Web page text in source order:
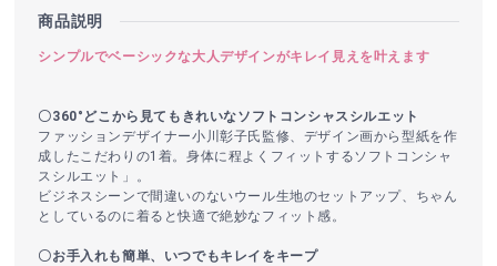
商品説明
シンプルでベーシックな大人デザインがキレイ見えを叶えます
〇360°どこから見てもきれいなソフトコンシャスシルエット
ファッションデザイナー小川彰子氏監修、デザイン画から型紙を作
成したこだわりの1着。身体に程よくフィットするソフトコンシャ
スシルエット」。
ビジネスシーンで間違いのないウール生地のセットアップ、ちゃん
としているのに着ると快適で絶妙なフィット感。
〇お手入れも簡単、いつでもキレイをキープ